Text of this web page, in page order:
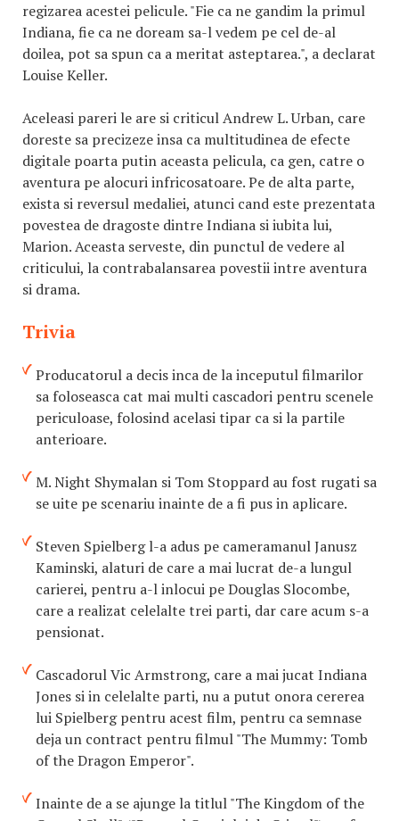
regizarea acestei pelicule. "Fie ca ne gandim la primul
Indiana, fie ca ne doream sa-l vedem pe cel de-al
doilea, pot sa spun ca a meritat asteptarea.", a declarat
Louise Keller.
Aceleasi pareri le are si criticul Andrew L. Urban, care
doreste sa precizeze insa ca multitudinea de efecte
digitale poarta putin aceasta pelicula, ca gen, catre o
aventura pe alocuri infricosatoare. Pe de alta parte,
exista si reversul medaliei, atunci cand este prezentata
povestea de dragoste dintre Indiana si iubita lui,
Marion. Aceasta serveste, din punctul de vedere al
criticului, la contrabalansarea povestii intre aventura
si drama.
Trivia
Producatorul a decis inca de la inceputul filmarilor
sa foloseasca cat mai multi cascadori pentru scenele
periculoase, folosind acelasi tipar ca si la partile
anterioare.
M. Night Shymalan si Tom Stoppard au fost rugati sa
se uite pe scenariu inainte de a fi pus in aplicare.
Steven Spielberg l-a adus pe cameramanul Janusz
Kaminski, alaturi de care a mai lucrat de-a lungul
carierei, pentru a-l inlocui pe Douglas Slocombe,
care a realizat celelalte trei parti, dar care acum s-a
pensionat.
Cascadorul Vic Armstrong, care a mai jucat Indiana
Jones si in celelalte parti, nu a putut onora cererea
lui Spielberg pentru acest film, pentru ca semnase
deja un contract pentru filmul "The Mummy: Tomb
of the Dragon Emperor".
Inainte de a se ajunge la titlul "The Kingdom of the